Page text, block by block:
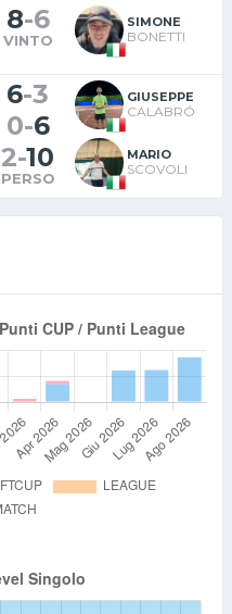
8-6
VINTO
SIMONE
BONETTI
6-3
0-6
2-10
PERSO
GIUSEPPE
CALABRÓ
MARIO
SCOVOLI